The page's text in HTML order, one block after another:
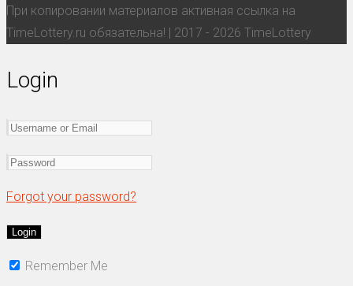
При копировании материалов активная ссылка на
TimeLottery.ru обязательна! | 2017 - 2026 TimeLottery
Login
Forgot your password?
Remember Me